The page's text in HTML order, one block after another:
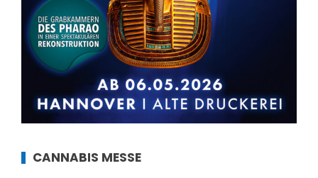
CANNABIS MESSE